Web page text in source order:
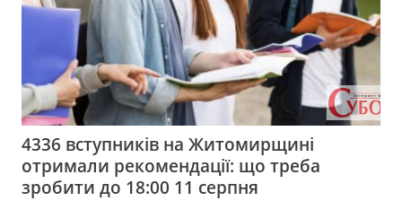
4336 вступників на Житомирщині
отримали рекомендації: що треба
зробити до 18:00 11 серпня